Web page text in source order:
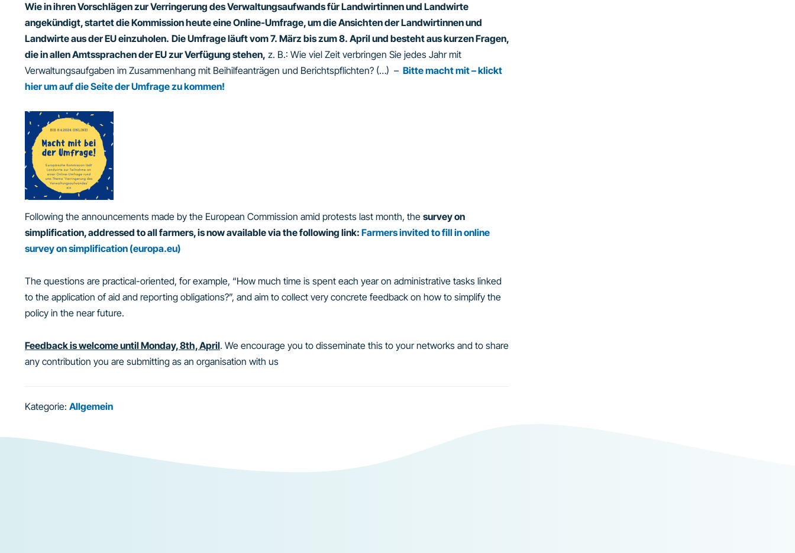
Wie in ihren Vorschlägenzur Verringerung des Verwaltungsaufwands für Landwirtinnen und Landwirte
angekündigt, startet die Kommission heute eine Online-Umfrage, um die Ansichten der Landwirtinnen und
Landwirte aus der EU einzuholen. Die Umfrage läuft vom 7. März bis zum 8. April und besteht aus kurzen Fragen,
die in allen Amtssprachen der EU zur Verfügung stehen, z. B.: Wie viel Zeit verbringen Sie jedes Jahr mit
Verwaltungsaufgaben im Zusammenhang mit Beihilfeanträgen und Berichtspflichten? (…) – Bitte macht mit – klickt
hier um auf die Seite der Umfrage zu kommen!
Following the announcements made by the European Commission amid protests last month, the survey on
simplification, addressed to all farmers, is now available via the following link: Farmers invited to fill in online
survey on simplification (europa.eu)
The questions are practical-oriented, for example, “How much time is spent each year on administrative tasks linked
to the application of aid and reporting obligations?”, and aim to collect very concrete feedback on how to simplify the
policy in the near future.
Feedback is welcome until Monday, 8th, April. We encourage you to disseminate this to your networks and to share
any contribution you are submitting as an organisation with us
Kategorie: Allgemein